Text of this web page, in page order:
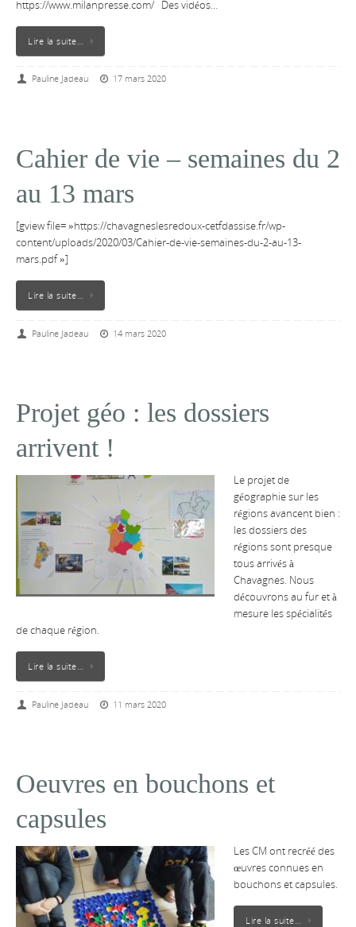
https://www.milanpresse.com/ Des vidéos…
Lire la suite…
Pauline Jadeau 17 mars 2020
Cahier de vie – semaines du 2
au 13 mars
[gview file= »https://chavagneslesredoux-cetfdassise.fr/wp-
content/uploads/2020/03/Cahier-de-vie-semaines-du-2-au-13-
mars.pdf »]
Lire la suite…
Pauline Jadeau 14 mars 2020
Projet géo : les dossiers
arrivent !
Le projet de
géographie sur les
régions avancent bien :
les dossiers des
régions sont presque
tous arrivés à
Chavagnes. Nous
découvrons au fur et à
mesure les spécialités
de chaque région.
Lire la suite…
Pauline Jadeau 11 mars 2020
Oeuvres en bouchons et
capsules
Les CM ont recréé des
œuvres connues en
bouchons et capsules.
Lire la suite…